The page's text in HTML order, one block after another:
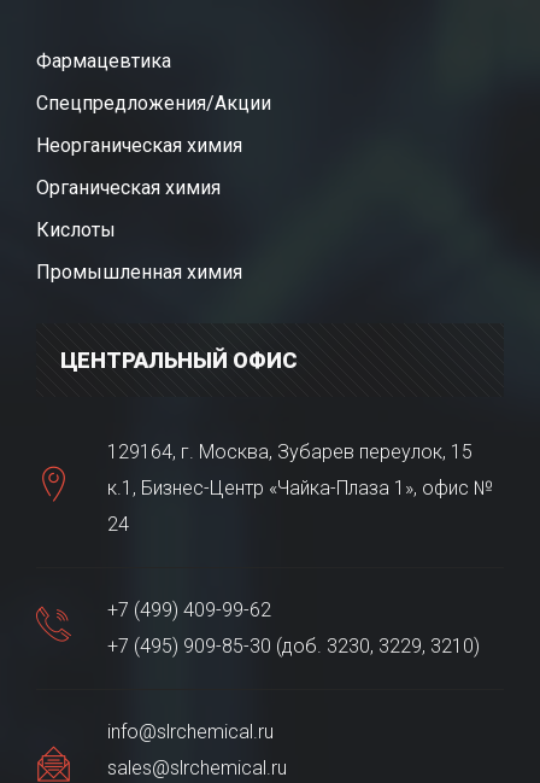
Фармацевтика
Спецпредложения/Акции
Неорганическая химия
Органическая химия
Кислоты
Промышленная химия
ЦЕНТРАЛЬНЫЙ ОФИС
129164, г. Москва, Зубарев переулок, 15
к.1, Бизнес-Центр «Чайка-Плаза 1», офис №
24
+7 (499) 409-99-62
+7 (495) 909-85-30 (доб. 3230, 3229, 3210)
info@slrchemical.ru
sales@slrchemical.ru